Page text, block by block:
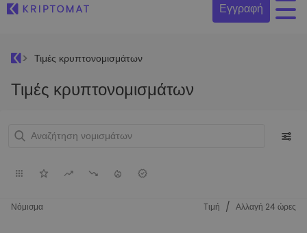
Εγγραφή
Τιμές κρυπτονομισμάτων
Τιμές κρυπτονομισμάτων
Νόμισμα Tιμή / Αλλαγή 24 ώρες